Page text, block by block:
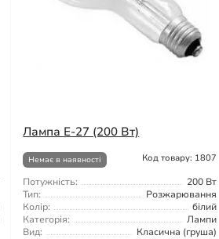
Лампа Е-27 (200 Вт)
Немає в наявності Код товару: 1807
Потужність:
200 Вт
Тип:
Розжарювання
Колір:
білий
Категорія:
Лампи
Вид:
Класична (груша)